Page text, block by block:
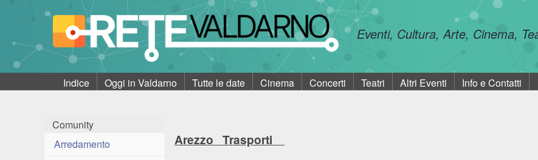
Eventi, Cultura, Arte, Cinema,
Indice Oggi in Valdarno Tutte le date Cinema Concerti Teatri Altri Eventi Info e Contatti
Comunity
Arredamento
Arezzo Trasporti